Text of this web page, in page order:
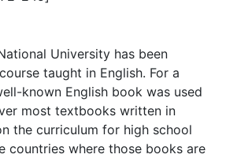
University has been
taught in English. For a
known English book was used
most textbooks written in
the curriculum for high school
countries where those books are